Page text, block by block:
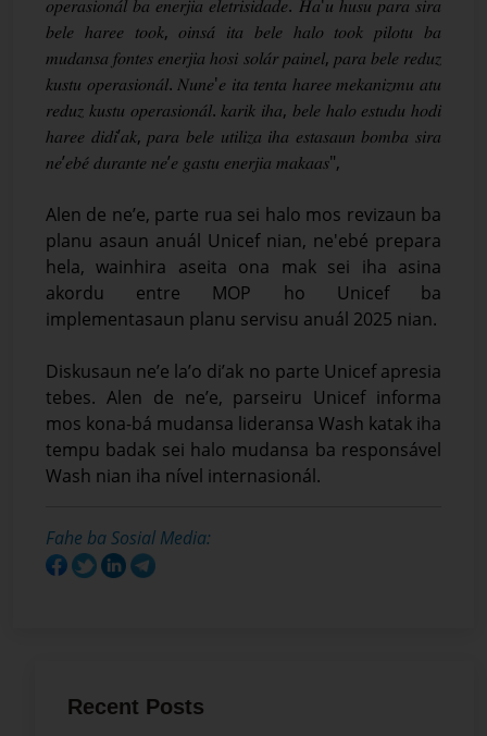
𝑜𝑝𝑒𝑟𝑎𝑠𝑖𝑜𝑛𝑎́𝑙 𝑏𝑎 𝑒𝑛𝑒𝑟𝑗𝑖𝑎 𝑒𝑙𝑒𝑡𝑟𝑖𝑠𝑖𝑑𝑎𝑑𝑒. 𝐻𝑎'𝑢 ℎ𝑢𝑠𝑢 𝑝𝑎𝑟𝑎 𝑠𝑖𝑟𝑎
𝑏𝑒𝑙𝑒 ℎ𝑎𝑟𝑒𝑒 𝑡𝑜𝑜𝑘, 𝑜𝑖𝑛𝑠𝑎́ 𝑖𝑡𝑎 𝑏𝑒𝑙𝑒 ℎ𝑎𝑙𝑜 𝑡𝑜𝑜𝑘 𝑝𝑖𝑙𝑜𝑡𝑢 𝑏𝑎
𝑚𝑢𝑑𝑎𝑛𝑠𝑎 𝑓𝑜𝑛𝑡𝑒𝑠 𝑒𝑛𝑒𝑟𝑗𝑖𝑎 ℎ𝑜𝑠𝑖 𝑠𝑜𝑙𝑎́𝑟 𝑝𝑎𝑖𝑛𝑒𝑙, 𝑝𝑎𝑟𝑎 𝑏𝑒𝑙𝑒 𝑟𝑒𝑑𝑢𝑧
𝑘𝑢𝑠𝑡𝑢 𝑜𝑝𝑒𝑟𝑎𝑠𝑖𝑜𝑛𝑎́𝑙. 𝑁𝑢𝑛𝑒'𝑒 𝑖𝑡𝑎 𝑡𝑒𝑛𝑡𝑎 ℎ𝑎𝑟𝑒𝑒 𝑚𝑒𝑘𝑎𝑛𝑖𝑧𝑚𝑢 𝑎𝑡𝑢
𝑟𝑒𝑑𝑢𝑧 𝑘𝑢𝑠𝑡𝑢 𝑜𝑝𝑒𝑟𝑎𝑠𝑖𝑜𝑛𝑎́𝑙. 𝑘𝑎𝑟𝑖𝑘 𝑖ℎ𝑎, 𝑏𝑒𝑙𝑒 ℎ𝑎𝑙𝑜 𝑒𝑠𝑡𝑢𝑑𝑢 ℎ𝑜𝑑𝑖
ℎ𝑎𝑟𝑒𝑒 𝑑𝑖𝑑𝑖’𝑎𝑘, 𝑝𝑎𝑟𝑎 𝑏𝑒𝑙𝑒 𝑢𝑡𝑖𝑙𝑖𝑧𝑎 𝑖ℎ𝑎 𝑒𝑠𝑡𝑎𝑠𝑎𝑢𝑛 𝑏𝑜𝑚𝑏𝑎 𝑠𝑖𝑟𝑎
𝑛𝑒’𝑒𝑏𝑒́ 𝑑𝑢𝑟𝑎𝑛𝑡𝑒 𝑛𝑒’𝑒 𝑔𝑎𝑠𝑡𝑢 𝑒𝑛𝑒𝑟𝑗𝑖𝑎 𝑚𝑎𝑘𝑎𝑎𝑠",
Alen de ne’e, parte rua sei halo mos revizaun ba
planu asaun anuál Unicef nian, ne'ebé prepara
hela, wainhira aseita ona mak sei iha asina
akordu entre MOP ho Unicef ba
implementasaun planu servisu anuál 2025 nian.
Diskusaun ne’e la’o di’ak no parte Unicef apresia
tebes. Alen de ne’e, parseiru Unicef informa
mos kona-bá mudansa lideransa Wash katak iha
tempu badak sei halo mudansa ba responsável
Wash nian iha nível internasionál.
Fahe ba Sosial Media:
Recent Posts